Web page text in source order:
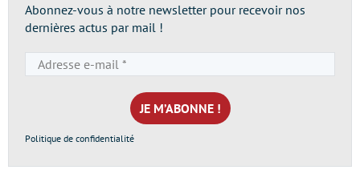
Abonnez-vous à notre newsletter pour recevoir nos
dernières actus par mail !
e-
mail
*
Politique de confidentialité